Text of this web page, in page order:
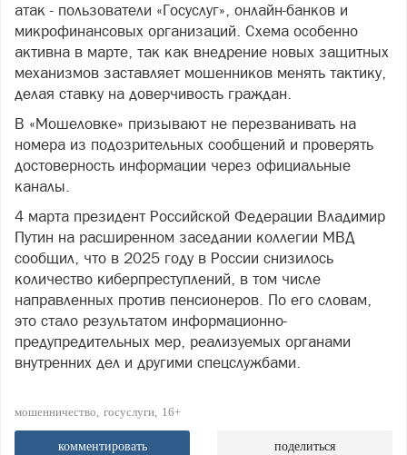
атак - пользователи «Госуслуг», онлайн-банков и
микрофинансовых организаций. Схема особенно
активна в марте, так как внедрение новых защитных
механизмов заставляет мошенников менять тактику,
делая ставку на доверчивость граждан.
В «Мошеловке» призывают не перезванивать на
номера из подозрительных сообщений и проверять
достоверность информации через официальные
каналы.
4 марта президент Российской Федерации Владимир
Путин на расширенном заседании коллегии МВД
сообщил, что в 2025 году в России снизилось
количество киберпреступлений, в том числе
направленных против пенсионеров. По его словам,
это стало результатом информационно-
предупредительных мер, реализуемых органами
внутренних дел и другими спецслужбами.
мошенничество госуслуги 16+
комментировать поделиться